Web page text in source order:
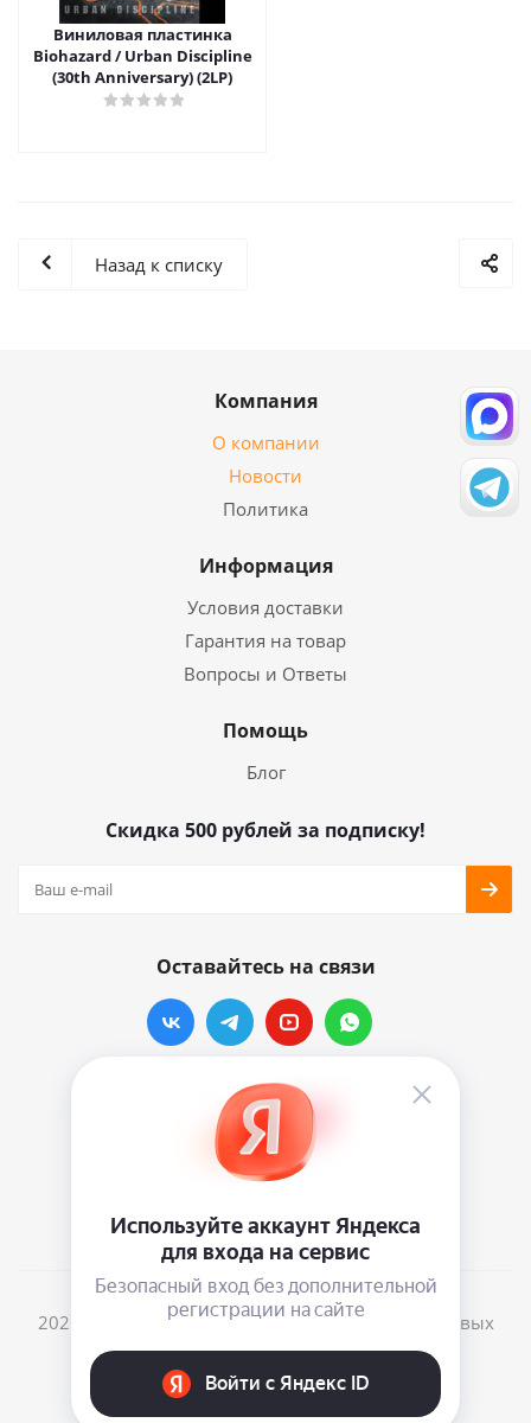
Виниловая пластинка
Biohazard / Urban Discipline
(30th Anniversary) (2LP)
Назад к списку
Компания
О компании
Новости
Политика
Информация
Условия доставки
Гарантия на товар
Вопросы и Ответы
Помощь
Блог
Скидка 500 рублей за подписку!
Оставайтесь на связи
Наши контакты
info@vinylmarkt.ru
2026 © Винилмаркт - интернет-магазин виниловых
пластинок